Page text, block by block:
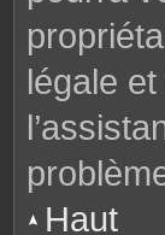
légale
Haut